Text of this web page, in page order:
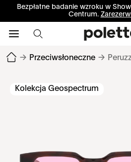
Bezpłatne badanie wzroku w
Centrum.
→ Przeciwsłoneczne →
Kolekcja Geospectrum